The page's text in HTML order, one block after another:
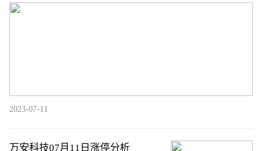
2023-07-11
万安科技07月11日涨停分析